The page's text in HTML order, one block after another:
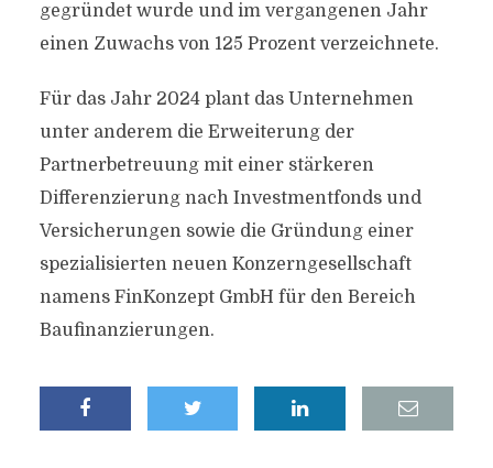
gegründet wurde und im vergangenen Jahr
einen Zuwachs von 125 Prozent verzeichnete.
Für das Jahr 2024 plant das Unternehmen
unter anderem die Erweiterung der
Partnerbetreuung mit einer stärkeren
Differenzierung nach Investmentfonds und
Versicherungen sowie die Gründung einer
spezialisierten neuen Konzerngesellschaft
namens FinKonzept GmbH für den Bereich
Baufinanzierungen.